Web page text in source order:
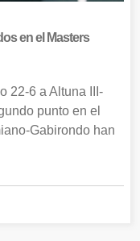
en el Masters
22-6 a Altuna III-
punto en el
Gabirondo han